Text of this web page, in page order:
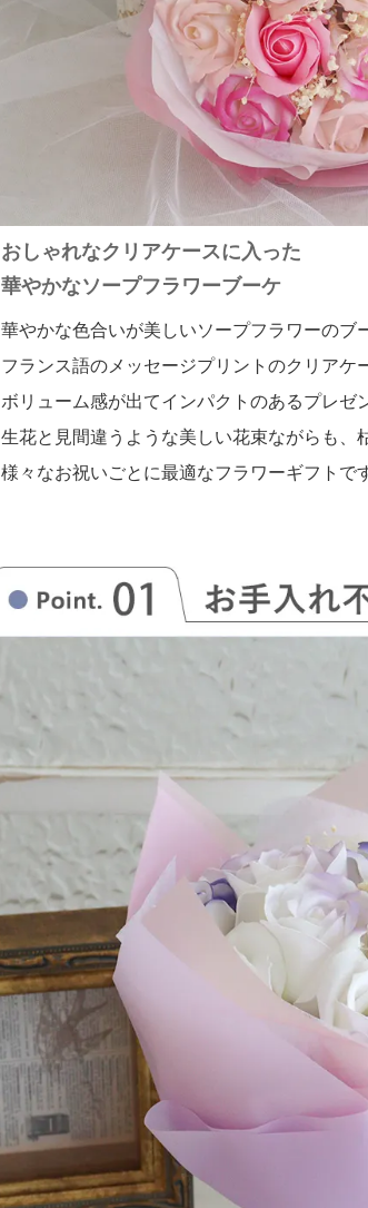
おしゃれなクリアケースに入った
華やかなソープフラワーブーケ
華やかな色合いが美しいソープフラワーのブ
フランス語のメッセージプリントのクリアケ
ボリューム感が出てインパクトのあるプレゼ
生花と見間違うような美しい花束ながらも、
様々なお祝いごとに最適なフラワーギフトで